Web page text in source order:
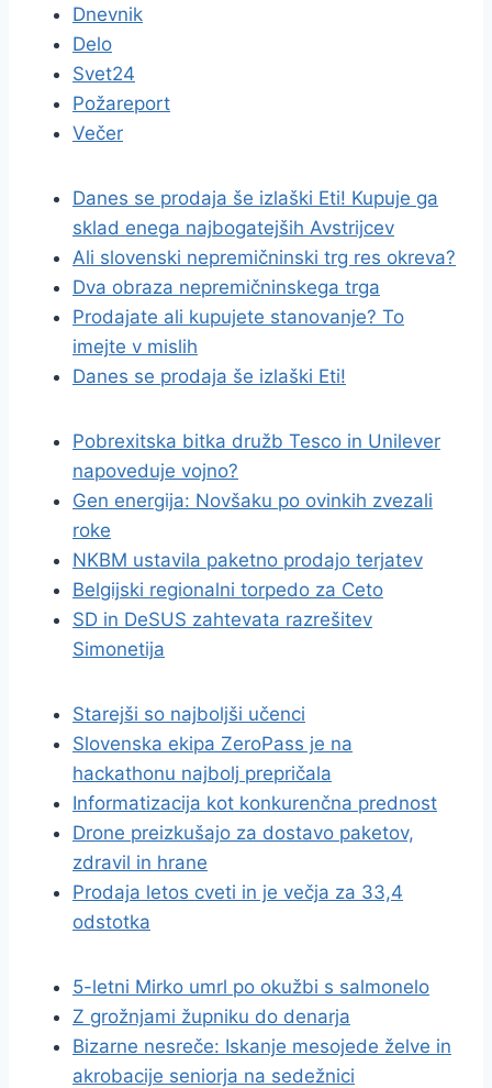
Dnevnik
Delo
Svet24
Požareport
Večer
Danes se prodaja še izlaški Eti! Kupuje ga
sklad enega najbogatejših Avstrijcev
Ali slovenski nepremičninski trg res okreva?
Dva obraza nepremičninskega trga
Prodajate ali kupujete stanovanje? To
imejte v mislih
Danes se prodaja še izlaški Eti!
Pobrexitska bitka družb Tesco in Unilever
napoveduje vojno?
Gen energija: Novšaku po ovinkih zvezali
roke
NKBM ustavila paketno prodajo terjatev
Belgijski regionalni torpedo za Ceto
SD in DeSUS zahtevata razrešitev
Simonetija
Starejši so najboljši učenci
Slovenska ekipa ZeroPass je na
hackathonu najbolj prepričala
Informatizacija kot konkurenčna prednost
Drone preizkušajo za dostavo paketov,
zdravil in hrane
Prodaja letos cveti in je večja za 33,4
odstotka
5-letni Mirko umrl po okužbi s salmonelo
Z grožnjami župniku do denarja
Bizarne nesreče: Iskanje mesojede želve in
akrobacije seniorja na sedežnici